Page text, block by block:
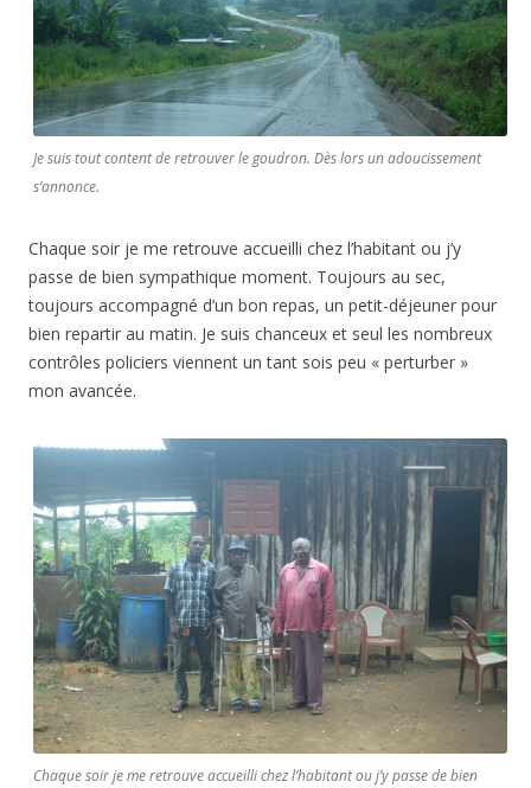
Je suis tout content de retrouver le goudron. Dès lors un adoucissement
s’annonce.
Chaque soir je me retrouve accueilli chez l’habitant ou j’y
passe de bien sympathique moment. Toujours au sec,
toujours accompagné d’un bon repas, un petit-déjeuner pour
bien repartir au matin. Je suis chanceux et seul les nombreux
contrôles policiers viennent un tant sois peu « perturber »
mon avancée.
Chaque soir je me retrouve accueilli chez l’habitant ou j’y passe de bien